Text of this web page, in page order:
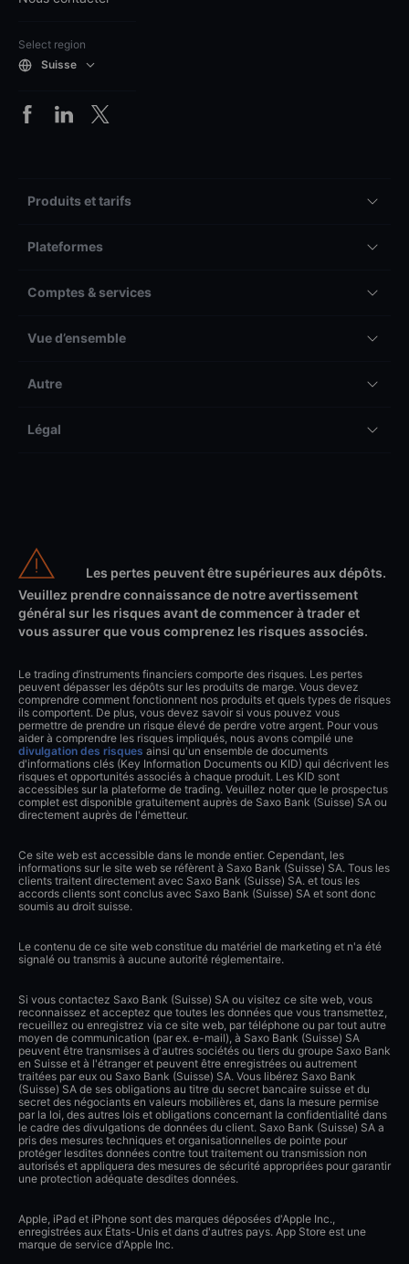
Select region
Suisse
Produits et tarifs
Plateformes
Comptes & services
Vue d’ensemble
Autre
Légal
Les pertes peuvent être supérieures aux dépôts.
Veuillez prendre connaissance de notre avertissement
général sur les risques avant de commencer à trader et
vous assurer que vous comprenez les risques associés.
Le trading d’instruments financiers comporte des risques. Les pertes
peuvent dépasser les dépôts sur les produits de marge. Vous devez
comprendre comment fonctionnent nos produits et quels types de risques
ils comportent. De plus, vous devez savoir si vous pouvez vous
permettre de prendre un risque élevé de perdre votre argent. Pour vous
aider à comprendre les risques impliqués, nous avons compilé une
divulgation des risques ainsi qu'un ensemble de documents
d'informations clés (Key Information Documents ou KID) qui décrivent les
risques et opportunités associés à chaque produit. Les KID sont
accessibles sur la plateforme de trading. Veuillez noter que le prospectus
complet est disponible gratuitement auprès de Saxo Bank (Suisse) SA ou
directement auprès de l'émetteur.
Ce site web est accessible dans le monde entier. Cependant, les
informations sur le site web se réfèrent à Saxo Bank (Suisse) SA. Tous les
clients traitent directement avec Saxo Bank (Suisse) SA. et tous les
accords clients sont conclus avec Saxo Bank (Suisse) SA et sont donc
soumis au droit suisse.
Le contenu de ce site web constitue du matériel de marketing et n'a été
signalé ou transmis à aucune autorité réglementaire.
Si vous contactez Saxo Bank (Suisse) SA ou visitez ce site web, vous
reconnaissez et acceptez que toutes les données que vous transmettez,
recueillez ou enregistrez via ce site web, par téléphone ou par tout autre
moyen de communication (par ex. e-mail), à Saxo Bank (Suisse) SA
peuvent être transmises à d'autres sociétés ou tiers du groupe Saxo Bank
en Suisse et à l'étranger et peuvent être enregistrées ou autrement
traitées par eux ou Saxo Bank (Suisse) SA. Vous libérez Saxo Bank
(Suisse) SA de ses obligations au titre du secret bancaire suisse et du
secret des négociants en valeurs mobilières et, dans la mesure permise
par la loi, des autres lois et obligations concernant la confidentialité dans
le cadre des divulgations de données du client. Saxo Bank (Suisse) SA a
pris des mesures techniques et organisationnelles de pointe pour
protéger lesdites données contre tout traitement ou transmission non
autorisés et appliquera des mesures de sécurité appropriées pour garantir
une protection adéquate desdites données.
Apple, iPad et iPhone sont des marques déposées d'Apple Inc.,
enregistrées aux États-Unis et dans d'autres pays. App Store est une
marque de service d'Apple Inc.